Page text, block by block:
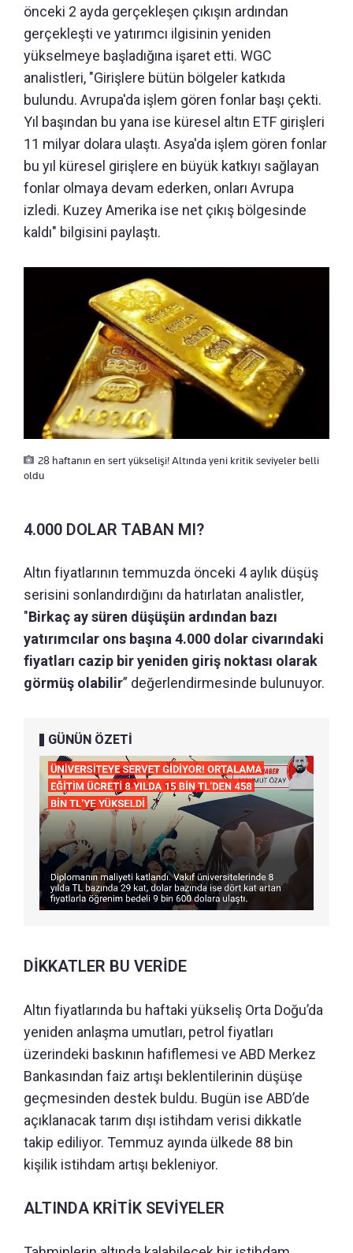
önceki 2 ayda gerçekleşen çıkışın ardından
gerçekleşti ve yatırımcı ilgisinin yeniden
yükselmeye başladığına işaret etti. WGC
analistleri, "Girişlere bütün bölgeler katkıda
bulundu. Avrupa'da işlem gören fonlar başı çekti.
Yıl başından bu yana ise küresel altın ETF girişleri
11 milyar dolara ulaştı. Asya'da işlem gören fonlar
bu yıl küresel girişlere en büyük katkıyı sağlayan
fonlar olmaya devam ederken, onları Avrupa
izledi. Kuzey Amerika ise net çıkış bölgesinde
kaldı" bilgisini paylaştı.
28 haftanın en sert yükselişi! Altında yeni kritik seviyeler belli
oldu
4.000 DOLAR TABAN MI?
Altın fiyatlarının temmuzda önceki 4 aylık düşüş
serisini sonlandırdığını da hatırlatan analistler,
"Birkaç ay süren düşüşün ardından bazı
yatırımcılar ons başına 4.000 dolar civarındaki
fiyatları cazip bir yeniden giriş noktası olarak
görmüş olabilir” değerlendirmesinde bulunuyor.
GÜNÜN ÖZETİ
DİKKATLER BU VERİDE
Altın fiyatlarında bu haftaki yükseliş Orta Doğu’da
yeniden anlaşma umutları, petrol fiyatları
üzerindeki baskının hafiflemesi ve ABD Merkez
Bankasından faiz artışı beklentilerinin düşüşe
geçmesinden destek buldu. Bugün ise ABD’de
açıklanacak tarım dışı istihdam verisi dikkatle
takip ediliyor. Temmuz ayında ülkede 88 bin
kişilik istihdam artışı bekleniyor.
ALTINDA KRİTİK SEVİYELER